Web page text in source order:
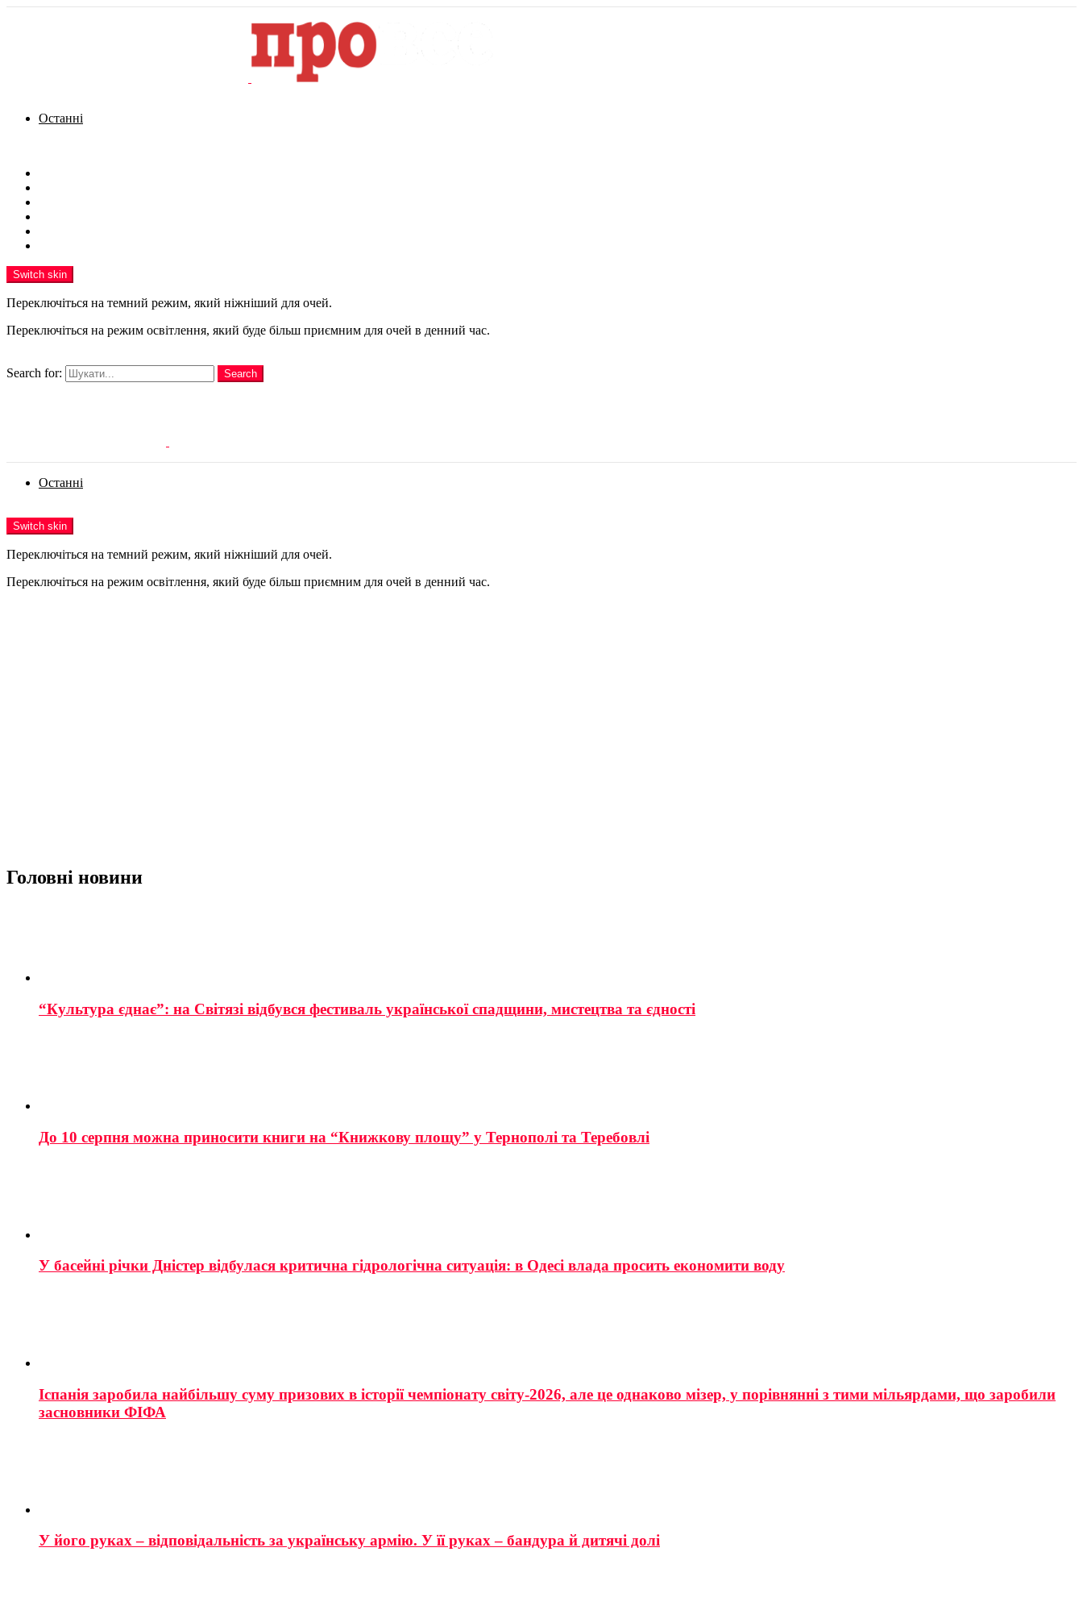
Останні
Switch skin
Переключіться на темний режим, який ніжніший для очей.
Переключіться на режим освітлення, який буде більш приємним для очей в денний час.
Search for:
Search
Останні
Switch skin
Переключіться на темний режим, який ніжніший для очей.
Переключіться на режим освітлення, який буде більш приємним для очей в денний час.
Головні новини
“Культура єднає”: на Світязі відбувся фестиваль української спадщини, мистецтва та єдності
До 10 серпня можна приносити книги на “Книжкову площу” у Тернополі та Теребовлі
У басейні річки Дністер відбулася критична гідрологічна ситуація: в Одесі влада просить економити воду
Іспанія заробила найбільшу суму призових в історії чемпіонату світу-2026, але це однаково мізер, у порівнянні з тими мільярдами, що заробили
засновники ФІФА
У його руках – відповідальність за українську армію. У її руках – бандура й дитячі долі